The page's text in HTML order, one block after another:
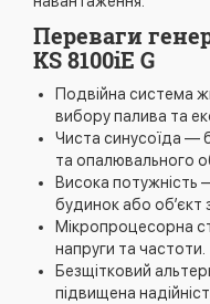
Переваги
KS 8100iE G
Подвійна система
вибору палива та
Чиста синусоїда —
та опалювального
Висока потужність
будинок або об’єкт
Мікропроцесорна
напруги та частоти.
Безщітковий
підвищена